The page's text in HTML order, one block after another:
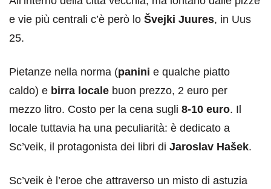
e vie più centrali c’è però lo Švejki Juures, in Uus
25.
Pietanze nella norma (panini e qualche piatto
caldo) e birra locale buon prezzo, 2 euro per
mezzo litro. Costo per la cena sugli 8-10 euro. Il
locale tuttavia ha una peculiarità: è dedicato a
Sc’veik, il protagonista dei libri di Jaroslav Hašek.
Sc’veik è l’eroe che attraverso un misto di astuzia